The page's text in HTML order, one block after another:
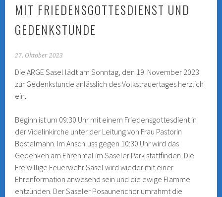
MIT FRIEDENSGOTTESDIENST UND
GEDENKSTUNDE
27. Oktober 2023
Die ARGE Sasel lädt am Sonntag, den 19. November 2023
zur Gedenkstunde anlässlich des Volkstrauertages herzlich
ein.
Beginn ist um 09:30 Uhr mit einem Friedensgottesdient in
der Vicelinkirche unter der Leitung von Frau Pastorin
Bostelmann. Im Anschluss gegen 10:30 Uhr wird das
Gedenken am Ehrenmal im Saseler Park stattfinden. Die
Freiwillige Feuerwehr Sasel wird wieder mit einer
Ehrenformation anwesend sein und die ewige Flamme
entzünden. Der Saseler Posaunenchor umrahmt die